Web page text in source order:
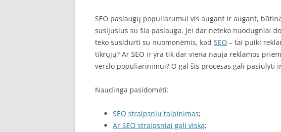
SEO paslaugų populiarumui vis augant ir augant,
susijusius su šia paslauga. Jei dar neteko nuodugniai
teko susidurti su nuomonėmis, kad SEO – tai puiki
tikrųjų? Ar SEO ir yra tik dar viena nauja reklamos
verslo populiarinimui? O gal šis procesas gali pasiūlyti
Naudinga pasidomėti:
SEO straipsniu talpinimas;
Ar SEO straipsniai gali viską;